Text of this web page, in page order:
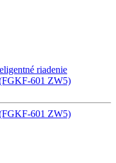
riadenie
601 ZW5)
601 ZW5)